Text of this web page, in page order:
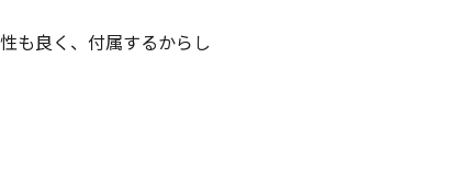
も良く、付属するからし